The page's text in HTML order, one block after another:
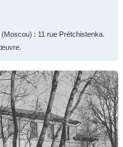
(Moscou) : 11 rue Prétchistenka.